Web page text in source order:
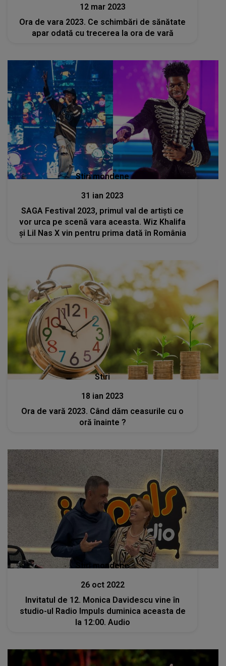
12 mar 2023
Ora de vara 2023. Ce schimbări de sănătate
apar odată cu trecerea la ora de vară
Stiri mondene
31 ian 2023
SAGA Festival 2023, primul val de artiști ce
vor urca pe scenă vara aceasta. Wiz Khalifa
și Lil Nas X vin pentru prima dată în România
Stiri
18 ian 2023
Ora de vară 2023. Când dăm ceasurile cu o
oră înainte ?
Stiri mondene
26 oct 2022
Invitatul de 12. Monica Davidescu vine în
studio-ul Radio Impuls duminica aceasta de
la 12:00. Audio